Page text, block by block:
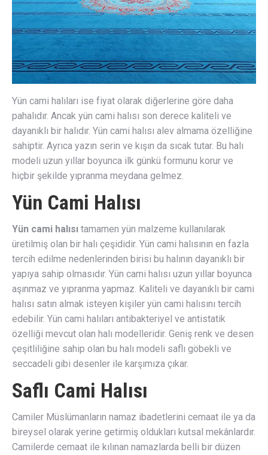
Yün cami halıları ise fiyat olarak diğerlerine göre daha
pahalıdır. Ancak yün cami halısı son derece kaliteli ve
dayanıklı bir halıdır. Yün cami halısı alev almama özelliğine
sahiptir. Ayrıca yazın serin ve kışın da sıcak tutar. Bu halı
modeli uzun yıllar boyunca ilk günkü formunu korur ve
hiçbir şekilde yıpranma meydana gelmez.
Yün Cami Halısı
Yün cami halısı tamamen yün malzeme kullanılarak
üretilmiş olan bir halı çeşididir. Yün cami halısının en fazla
tercih edilme nedenlerinden birisi bu halının dayanıklı bir
yapıya sahip olmasıdır. Yün cami halısı uzun yıllar boyunca
aşınmaz ve yıpranma yapmaz. Kaliteli ve dayanıklı bir cami
halısı satın almak isteyen kişiler yün cami halısını tercih
edebilir. Yün cami halıları antibakteriyel ve antistatik
özelliği mevcut olan halı modelleridir. Geniş renk ve desen
çeşitliliğine sahip olan bu halı modeli saflı göbekli ve
seccadeli gibi desenler ile karşımıza çıkar.
Saflı Cami Halısı
Camiler Müslümanların namaz ibadetlerini cemaat ile ya da
bireysel olarak yerine getirmiş oldukları kutsal mekânlardır.
Camilerde cemaat ile kılınan namazlarda belli bir düzen